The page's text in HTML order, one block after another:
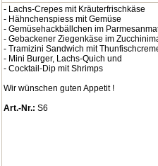
- Lachs-Crepes mit Kräuterfrischkäse
- Hähnchenspiess mit Gemüse
- Gemüsehackbällchen im
- Gebackener Ziegenkäse im
- Tramizini Sandwich mit
- Mini Burger, Lachs-Quich und
- Cocktail-Dip mit Shrimps
Wir wünschen guten Appetit !
Art.-Nr.: S6